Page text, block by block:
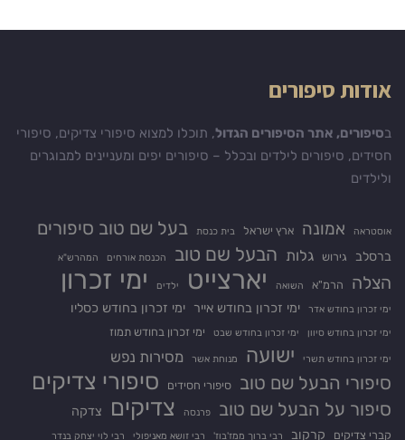
אודות סיפורים
בסיפורים, אתר הסיפורים הגדול, תוכלו למצוא סיפורי צדיקים, סיפורי
חסידים, סיפורים לילדים ובכלל – סיפורים יפים ומעניינים למבוגרים
ולילדים
אוסטראה אמונה ארץ ישראל בית כנסת בעל שם טוב סיפורים
ברסלב גירוש גלות הבעל שם טוב הכנסת אורחים המהרש"א
הצלה הרמ"א השואה יארצייט ילדים ימי זכרון
ימי זכרון בחודש אדר ימי זכרון בחודש אייר ימי זכרון בחודש כסליו
ימי זכרון בחודש סיוון ימי זכרון בחודש שבט ימי זכרון בחודש תמוז
ימי זכרון בחודש תשרי ישועה מנוחת אשר מסירות נפש
סיפורי הבעל שם טוב סיפורי חסידים סיפורי צדיקים
סיפור על הבעל שם טוב פרנסה צדיקים צדקה
קברי צדיקים קרקוב רבי ברוך ממז'בוז' רבי זושא מאניפולי רבי לוי יצחק בנדר